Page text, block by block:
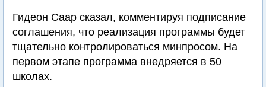
Гидеон Саар сказал, комментируя подписание
соглашения, что реализация программы будет
тщательно контролироваться минпросом. На
первом этапе программа внедряется в 50
школах.